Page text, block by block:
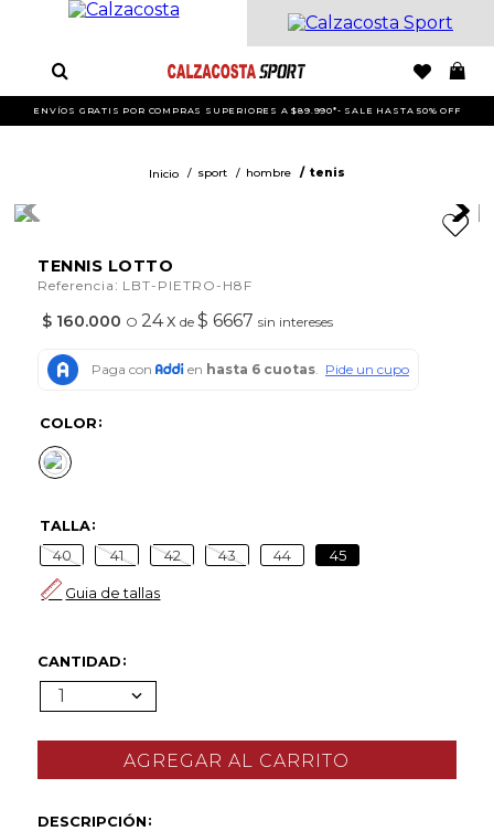
ENVÍOS GRATIS POR COMPRAS SUPERIORES A $89.990*- SALE HASTA 50% OFF
sport hombre tenis
TENNIS LOTTO
Referencia : LBT-PIETRO-H8F
$ 160.000 O 24x de$ 6667 sin intereses
COLOR
TALLA
40 41 42 43 44 45
Guia de tallas
CANTIDAD
1
DESCRIPCIÓN